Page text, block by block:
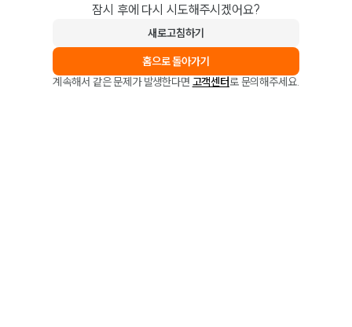
잠시 후에 다시 시도해주시겠어요?
새로고침하기
홈으로 돌아가기
계속해서 같은 문제가 발생한다면 고객센터로 문의해주세요.